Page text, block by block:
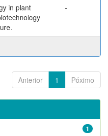
in plant
-
Anterior 1 Póximo
1